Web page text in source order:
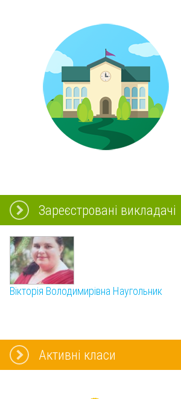
Зареєстровані викладачі
Вікторія Володимирівна Наугольник
Активні класи